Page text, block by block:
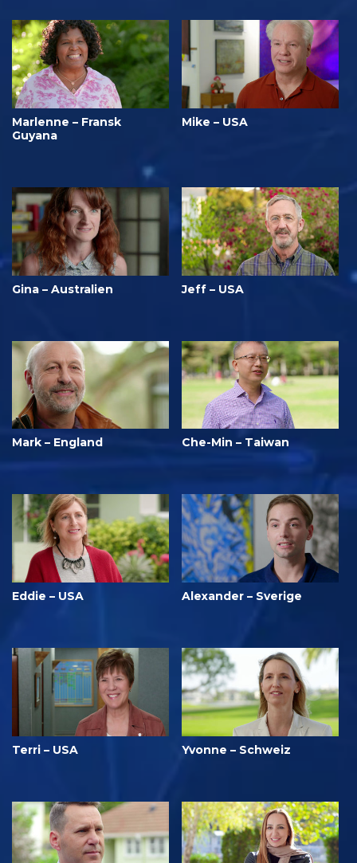
Marlenne – Fransk
Guyana
Mike – USA
Gina – Australien Jeff – USA
Mark – England Che-Min – Taiwan
Eddie – USA Alexander – Sverige
Terri – USA Yvonne – Schweiz